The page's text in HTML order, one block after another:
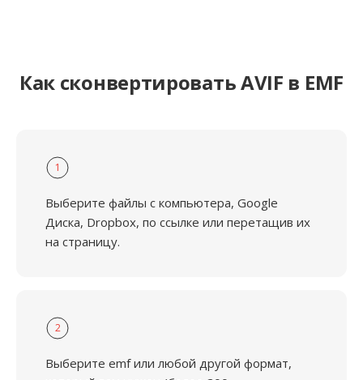
Как сконвертировать AVIF в EMF
1
Выберите файлы с компьютера, Google
Диска, Dropbox, по ссылке или перетащив их
на страницу.
2
Выберите emf или любой другой формат,